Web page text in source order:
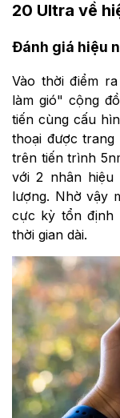
20 Ultra về
Đánh giá hiệu
Vào thời điểm
làm gió" cộng
tiến cùng cấu
thoại được trang
trên tiến trình
với 2 nhân
lượng. Nhờ vậy
cực kỳ tổn định
thời gian dài.